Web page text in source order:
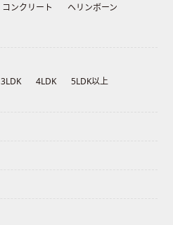
コンクリート
ヘリンボーン
3LDK 4LDK 5LDK以上